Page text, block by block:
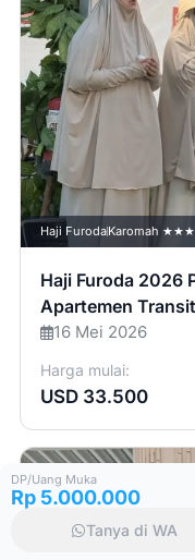
Haji FurodaKaromah
Haji Furoda 2026
Apartemen Transit
16 Mei 2026
Harga mulai:
USD 33.500
DP/Uang Muka
Rp 5.000.000
Tanya di WA